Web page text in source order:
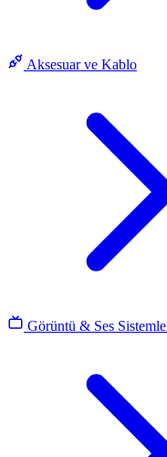
Aksesuar ve Kablo
Görüntü & Ses